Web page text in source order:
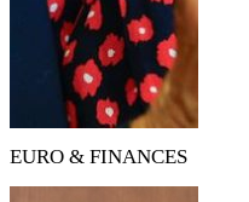
EURO & FINANCES